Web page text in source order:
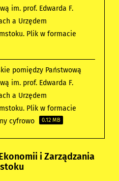
im. prof. Edwarda F.
a Urzędem
Plik w formacie
pomiędzy Państwową
im. prof. Edwarda F.
a Urzędem
Plik w formacie
cyfrowo
0.12 MB
i Zarządzania